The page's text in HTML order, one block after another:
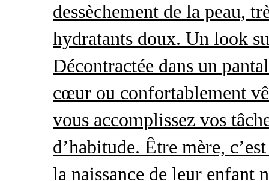
dessèchement de la peau,
hydratants doux. Un look
Décontractée dans un
cœur ou confortablement
vous accomplissez vos
d’habitude. Être mère,
la naissance de leur enfant